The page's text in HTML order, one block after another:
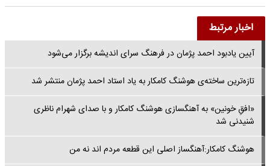
اخبار مرتبط
آیین یادبود احمد پژمان در فرهنگ سرای اندیشه برگزار می‌شود
تازه‌ترین ساخته‌ی هوشنگ کامکار به یاد استاد احمد پژمان منتشر شد
«افقِ خونین» به آهنگسازی هوشنگ کامکار و با صدای شهرام ناظری
شنیدنی شد
هوشنگ کامکار:آهنگساز اصلی این قطعه مردم اند نه من